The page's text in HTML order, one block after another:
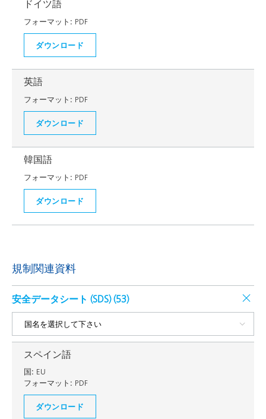
ドイツ語
フォーマット: PDF
ダウンロード
英語
フォーマット: PDF
ダウンロード
韓国語
フォーマット: PDF
ダウンロード
規制関連資料
安全データシート (SDS) (53)
スペイン語
国: EU
フォーマット: PDF
ダウンロード